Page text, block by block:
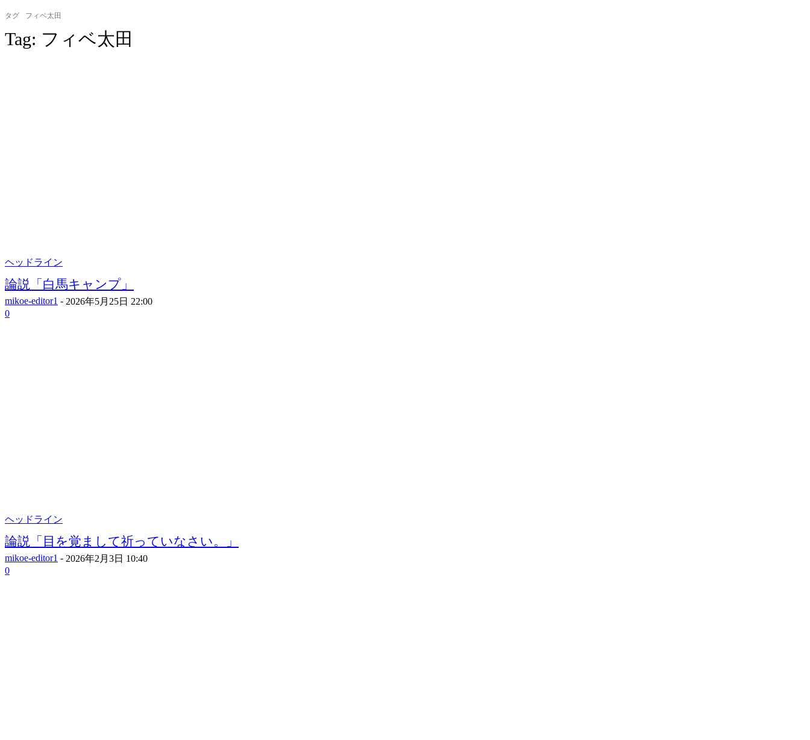
タグ フィベ太田
Tag: フィベ太田
ヘッドライン
論説「白馬キャンプ」
mikoe-editor1 - 2026年5月25日 22:00
0
ヘッドライン
論説「目を覚まして祈っていなさい。」
mikoe-editor1 - 2026年2月3日 10:40
0